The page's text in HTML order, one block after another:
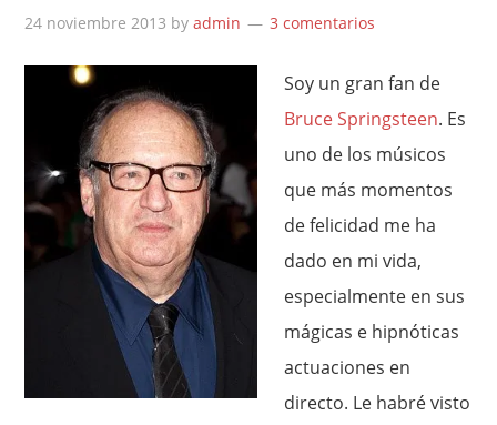
24 noviembre 2013 byadmin 3 comentarios
Soy un gran fan de
Bruce Springsteen. Es
uno de los músicos
que más momentos
de felicidad me ha
dado en mi vida,
especialmente en sus
mágicas e hipnóticas
actuaciones en
directo. Le habré visto